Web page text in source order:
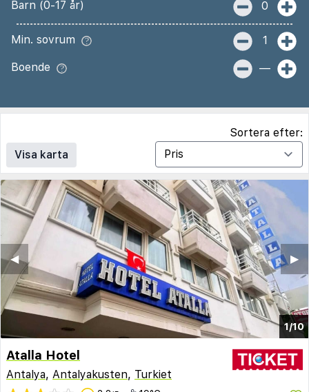
Barn (0-17 år) 0
Min. sovrum 1
Boende —
Visa karta
Sortera efter:
1/10
▶︎
◀︎
Atalla Hotel
Antalya, Antalyakusten, Turkiet